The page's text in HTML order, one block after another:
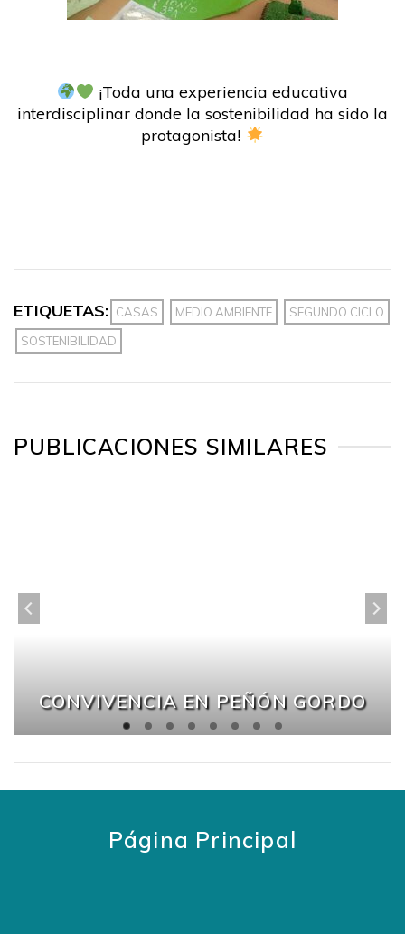
¡Toda una experiencia educativa
interdisciplinar donde la sostenibilidad ha sido la
protagonista!
ETIQUETAS: CASAS MEDIO AMBIENTE
SEGUNDO CICLO
SOSTENIBILIDAD
PUBLICACIONES SIMILARES
CONVIVENCIA EN PEÑÓN GORDO
Página Principal